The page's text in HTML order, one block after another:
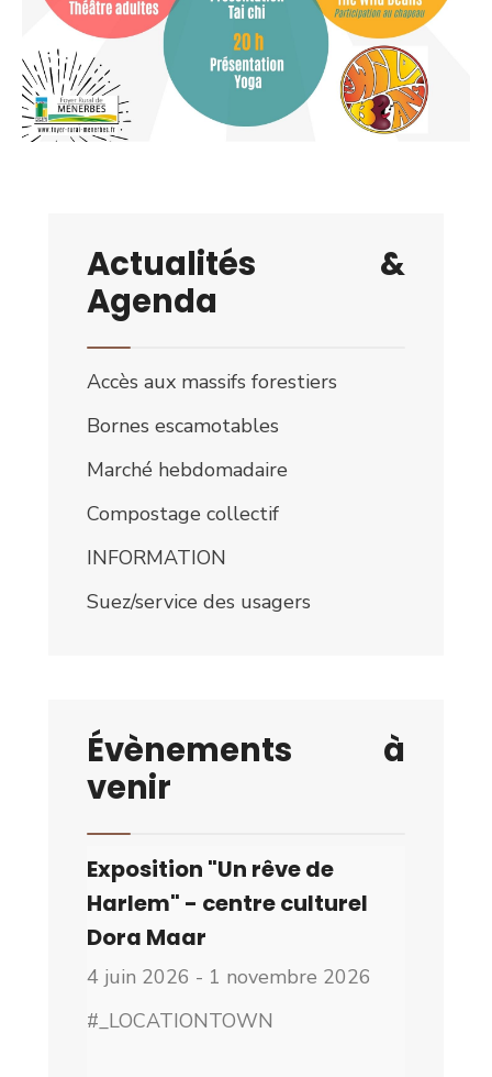
Actualités &
Agenda
Accès aux massifs forestiers
Bornes escamotables
Marché hebdomadaire
Compostage collectif
INFORMATION
Suez/service des usagers
Évènements à
venir
Exposition "Un rêve de
Harlem" - centre culturel
Dora Maar
4 juin 2026 - 1 novembre 2026
#_LOCATIONTOWN